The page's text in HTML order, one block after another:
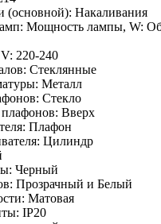
(основной): Накаливания
Мощность лампы, W:
220-240
Стеклянные
Металл
Стекло
Вверх
Плафон
Цилиндр
Черный
Прозрачный и Белый
Матовая
IP20